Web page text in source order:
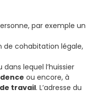
par exemple un
de cohabitation légale,
lequel l’huissier
ou encore, à
travail. L’adresse du